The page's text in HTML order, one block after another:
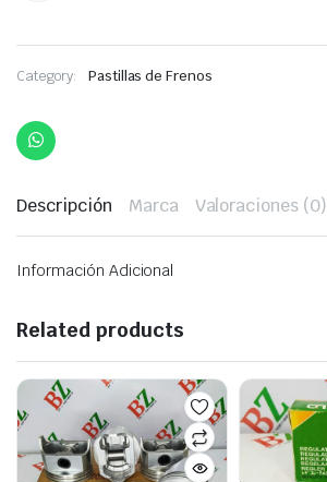
Category: Pastillas de Frenos
Descripción Marca Valoraciones (0)
Información Adicional
Related products